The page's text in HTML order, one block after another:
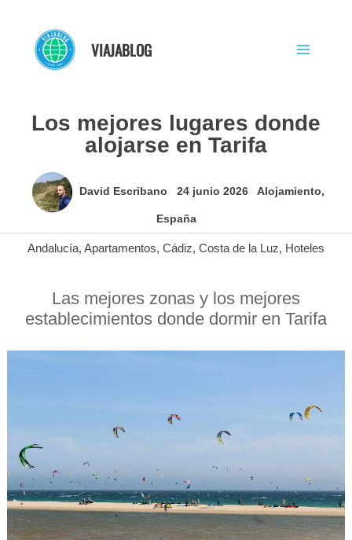
contenido
VIAJABLOG
Los mejores lugares donde
alojarse en Tarifa
David Escribano 24 junio 2026 Alojamiento,
España
Andalucía, Apartamentos, Cádiz, Costa de la Luz, Hoteles
Las mejores zonas y los mejores
establecimientos donde dormir en Tarifa